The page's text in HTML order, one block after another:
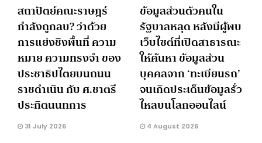
สถาปัตย์คณะราษฎร์
กำลังถูกลบ? ว่าด้วย
การแย่งชิงพื้นที่ ความ
หมาย ความทรงจำ ของ
ประชาธิปไตยบนถนน
ราชดำเนิน กับ ศ.ชาตรี
ประกิตนนทการ
31 July 2026
ข้อมูลส่วนตัวคนใน
รัฐบาลหลุด หลังมีผู้พบ
เว็บไซต์ที่เปิดสาธารณะ
ให้ค้นหา ข้อมูลส่วน
บุคคลจาก ‘ทะเบียนรถ’
จนเกิดประเด็นข้อมูลรั่ว
ไหลบนโลกออนไลน์
4 August 2026